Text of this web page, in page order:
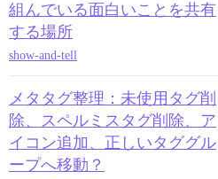
組んでいる面白いことを共有
する場所
show-and-tell
メタタグ整理：未使用タグ削
除、スペルミスタグ削除、ア
イコン追加、正しいタググル
ープへ移動？